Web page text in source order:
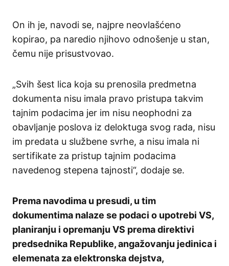
On ih je, navodi se, najpre neovlašćeno
kopirao, pa naredio njihovo odnošenje u stan,
čemu nije prisustvovao.
„Svih šest lica koja su prenosila predmetna
dokumenta nisu imala pravo pristupa takvim
tajnim podacima jer im nisu neophodni za
obavljanje poslova iz deloktuga svog rada, nisu
im predata u službene svrhe, a nisu imala ni
sertifikate za pristup tajnim podacima
navedenog stepena tajnosti“, dodaje se.
Prema navodima u presudi, u tim
dokumentima nalaze se podaci o upotrebi VS,
planiranju i opremanju VS prema direktivi
predsednika Republike, angažovanju jedinica i
elemenata za elektronska dejstva,